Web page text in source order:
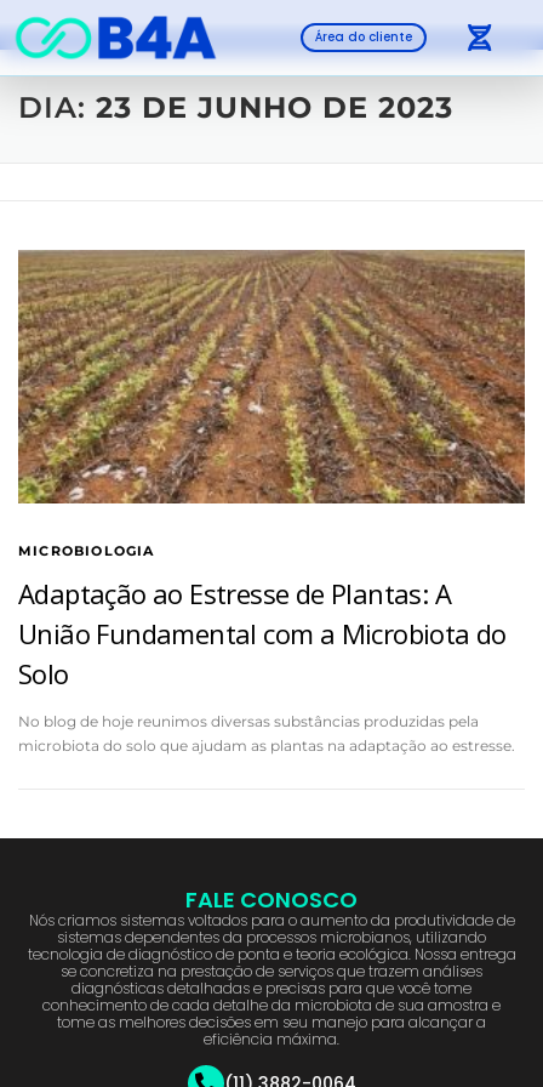
Área do cliente
DIA: 23 DE JUNHO DE 2023
MICROBIOLOGIA
Adaptação ao Estresse de Plantas: A
União Fundamental com a Microbiota do
Solo
No blog de hoje reunimos diversas substâncias produzidas pela
microbiota do solo que ajudam as plantas na adaptação ao estresse.
FALE CONOSCO
Nós criamos sistemas voltados para o aumento da produtividade de
sistemas dependentes da processos microbianos, utilizando
tecnologia de diagnóstico de ponta e teoria ecológica. Nossa entrega
se concretiza na prestação de serviços que trazem análises
diagnósticas detalhadas e precisas para que você tome
conhecimento de cada detalhe da microbiota de sua amostra e
tome as melhores decisões em seu manejo para alcançar a
eficiência máxima.